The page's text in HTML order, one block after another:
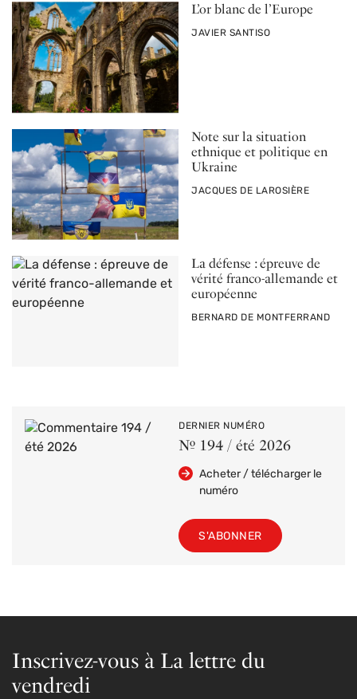
L’or blanc de l’Europe
PAR
JAVIER SANTISO
Note sur la situation
ethnique et politique en
Ukraine
PAR
JACQUES DE LAROSIÈRE
La défense : épreuve de
vérité franco-allemande et
européenne
PAR
BERNARD DE MONTFERRAND
DERNIER NUMÉRO
Nº 194 / été 2026
Acheter / télécharger le
numéro
S'ABONNER
Inscrivez-vous à La lettre du
vendredi